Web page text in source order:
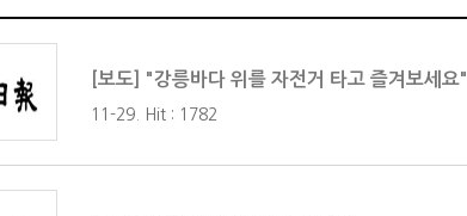
[보도] "강릉바다 위를 자전거 타고 즐겨보세요"
11-29. Hit : 1782